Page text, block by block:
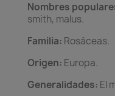
Nombres
smith, malus.
Familia: Rosáceas.
Origen: Europa.
Generalidades: El